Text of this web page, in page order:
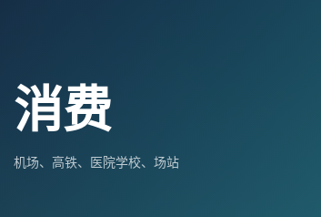
消费
机场、高铁、医院学校、场站